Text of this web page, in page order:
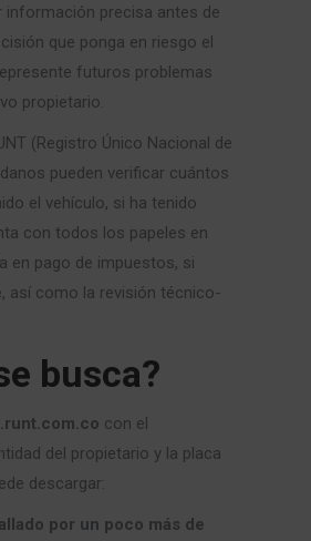
información precisa antes de
que ponga en riesgo el
futuros problemas
propietario.
(Registro Único Nacional de
pueden verificar cuántos
el vehículo, si ha tenido
con todos los papeles en
en pago de impuestos, si
así como la revisión técnico-
busca?
con el
del propietario y la placa
descargar:
por un poco más de